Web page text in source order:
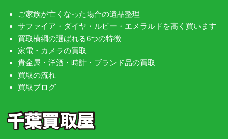
ご家族が亡くなった場合の遺品整理
サファイア・ダイヤ・ルビー・エメラルドを高く買います
買取横綱の選ばれる6つの特徴
家電・カメラの買取
貴金属・洋酒・時計・ブランド品の買取
買取の流れ
買取ブログ